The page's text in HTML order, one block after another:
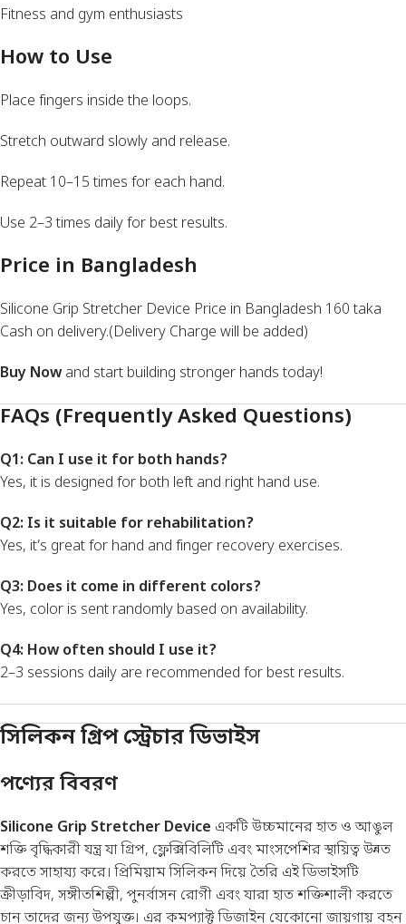
Fitness and gym enthusiasts
How to Use
Place fingers inside the loops.
Stretch outward slowly and release.
Repeat 10–15 times for each hand.
Use 2–3 times daily for best results.
Price in Bangladesh
Silicone Grip Stretcher Device Price in Bangladesh 160 taka
Cash on delivery.(Delivery Charge will be added)
Buy Nowand start building stronger hands today!
FAQs (Frequently Asked Questions)
Q1: Can I use it for both hands?
Yes, it is designed for both left and right hand use.
Q2: Is it suitable for rehabilitation?
Yes, it’s great for hand and finger recovery exercises.
Q3: Does it come in different colors?
Yes, color is sent randomly based on availability.
Q4: How often should I use it?
2–3 sessions daily are recommended for best results.
সিলিকন গ্রিপ স্ট্রেচার ডিভাইস
পণ্যের বিবরণ
Silicone Grip Stretcher Device একটি উচ্চমানের হাত ও আঙুল
শক্তি বৃদ্ধিকারী যন্ত্র যা গ্রিপ, ফ্লেক্সিবিলিটি এবং মাংসপেশির স্থায়িত্ব উন্নত
করতে সাহায্য করে। প্রিমিয়াম সিলিকন দিয়ে তৈরি এই ডিভাইসটি
ক্রীড়াবিদ, সঙ্গীতশিল্পী, পুনর্বাসন রোগী এবং যারা হাত শক্তিশালী করতে
চান তাদের জন্য উপযুক্ত। এর কমপ্যাক্ট ডিজাইন যেকোনো জায়গায় বহন